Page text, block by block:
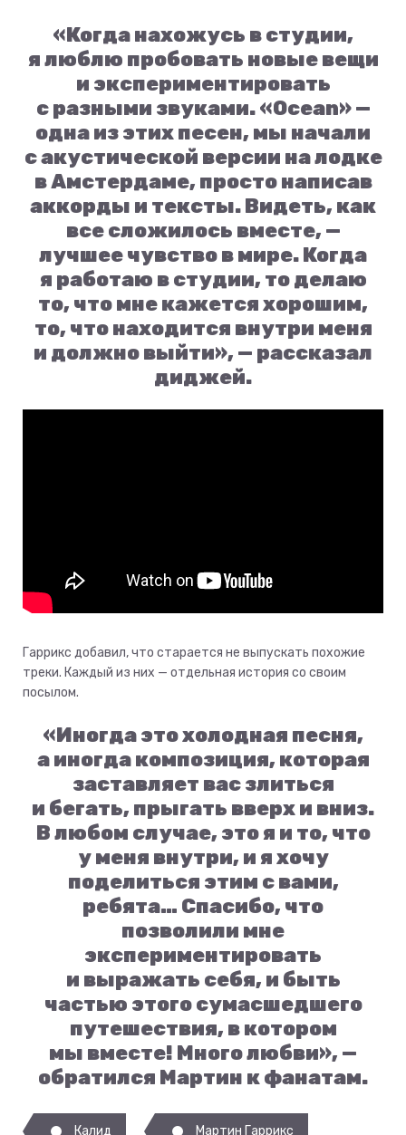
«Когда нахожусь в студии,
я люблю пробовать новые вещи
и экспериментировать
с разными звуками. «Ocean» —
одна из этих песен, мы начали
с акустической версии на лодке
в Амстердаме, просто написав
аккорды и тексты. Видеть, как
все сложилось вместе, —
лучшее чувство в мире. Когда
я работаю в студии, то делаю
то, что мне кажется хорошим,
то, что находится внутри меня
и должно выйти», — рассказал
диджей.
Гаррикс добавил, что старается не выпускать похожие
треки. Каждый из них — отдельная история со своим
посылом.
«Иногда это холодная песня,
а иногда композиция, которая
заставляет вас злиться
и бегать, прыгать вверх и вниз.
В любом случае, это я и то, что
у меня внутри, и я хочу
поделиться этим с вами,
ребята… Спасибо, что
позволили мне
экспериментировать
и выражать себя, и быть
частью этого сумасшедшего
путешествия, в котором
мы вместе! Много любви», —
обратился Мартин к фанатам.
Калид Мартин Гаррикс